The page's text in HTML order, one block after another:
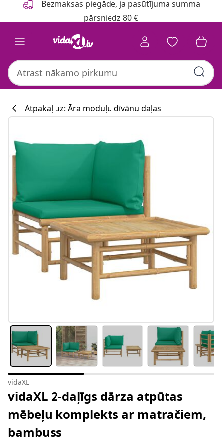
Bezmaksas piegāde, ja pasūtījuma summa
pārsniedz 80 €
Atpakaļ uz: Āra moduļu dīvānu daļas
vidaXL
vidaXL 2-daļīgs dārza atpūtas
mēbeļu komplekts ar matračiem,
bambuss